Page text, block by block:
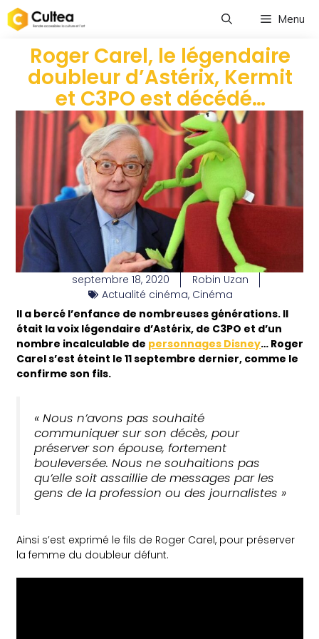
Menu
Roger Carel, le légendaire
doubleur d’Astérix, Kermit
et C3PO est décédé…
septembre 18, 2020
Robin Uzan
Actualité cinéma, Cinéma
Il a bercé l’enfance de nombreuses générations. Il
était la voix légendaire d’Astérix, de C3PO et d’un
nombre incalculable de personnages Disney… Roger
Carel s’est éteint le 11 septembre dernier, comme le
confirme son fils.
« Nous n’avons pas souhaité
communiquer sur son décès, pour
préserver son épouse, fortement
bouleversée. Nous ne souhaitions pas
qu’elle soit assaillie de messages par les
gens de la profession ou des journalistes »
Ainsi s’est exprimé le fils de Roger Carel, pour préserver
la femme du doubleur défunt.